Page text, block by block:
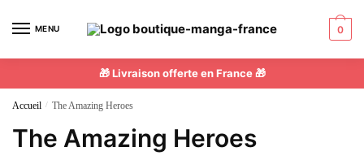
MENU 0
🎁 Livraison offerte en France 🎁
Accueil / The Amazing Heroes
The Amazing Heroes